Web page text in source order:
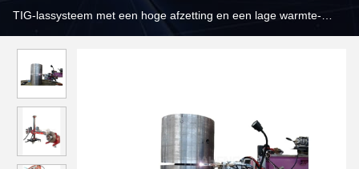
TIG-lassysteem met een hoge afzetting en een lage warmte-